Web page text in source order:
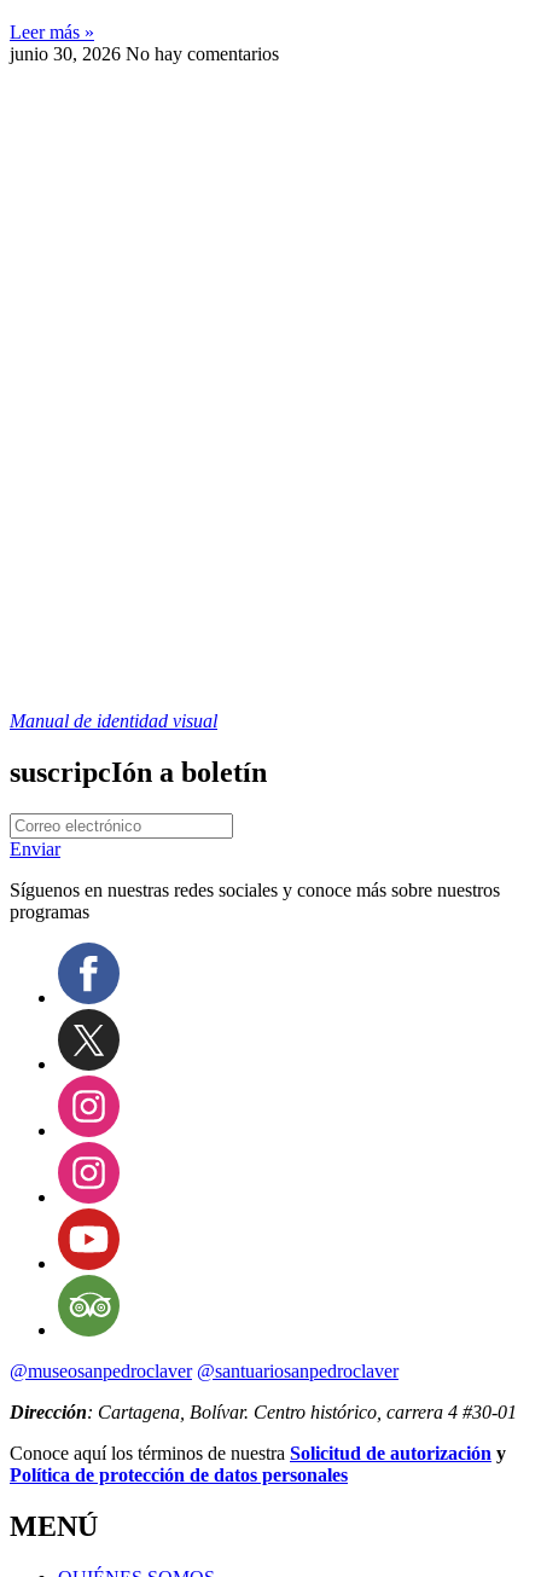
Leer más »
junio 30, 2026 No hay comentarios
Manual de identidad visual
suscripcIón a boletín
Enviar
Síguenos en nuestras redes sociales y conoce más sobre nuestros
programas
@museosanpedroclaver @santuariosanpedroclaver
Dirección: Cartagena, Bolívar. Centro histórico, carrera 4 #30-01
Conoce aquí los términos de nuestra Solicitud de autorización y
Política de protección de datos personales
MENÚ